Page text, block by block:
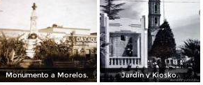
Monumento a Morelos. Jardin y Kiosko.